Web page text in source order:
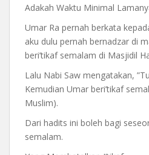
Adakah Waktu Minimal
Umar Ra pernah berkata
aku dulu pernah bernadzar di
beri’tikaf semalam di Masjidil
Lalu Nabi Saw mengatakan,
Kemudian Umar beri’tikaf
Muslim).
Dari hadits ini boleh bagi
semalam.